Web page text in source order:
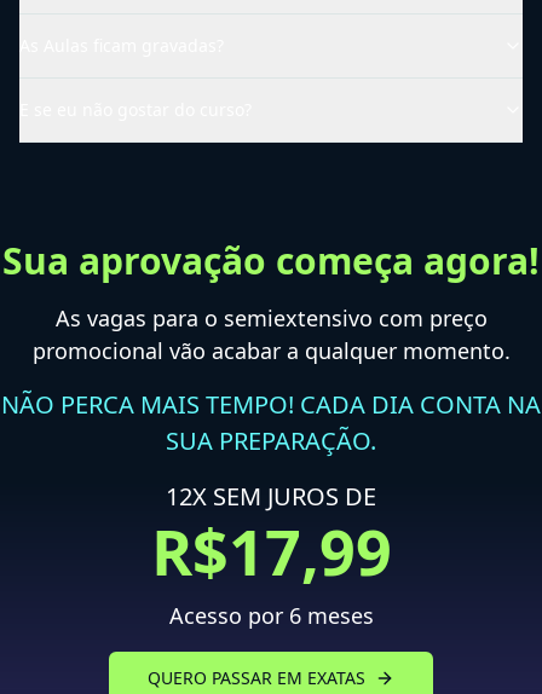
Sua aprovação começa agora!
As vagas para o semiextensivo com preço
promocional vão acabar a qualquer momento.
NÃO PERCA MAIS TEMPO! CADA DIA CONTA NA
SUA PREPARAÇÃO.
12X SEM JUROS DE
R$17,99
Acesso por 6 meses
QUERO PASSAR EM EXATAS